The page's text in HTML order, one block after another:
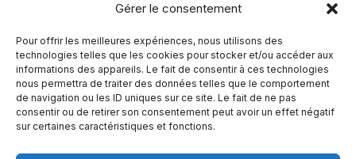
Gérer le consentement
Pour offrir les meilleures expériences, nous utilisons des
technologies telles que les cookies pour stocker et/ou accéder aux
informations des appareils. Le fait de consentir à ces technologies
nous permettra de traiter des données telles que le comportement
de navigation ou les ID uniques sur ce site. Le fait de ne pas
consentir ou de retirer son consentement peut avoir un effet négatif
sur certaines caractéristiques et fonctions.
Joindre l’équipe